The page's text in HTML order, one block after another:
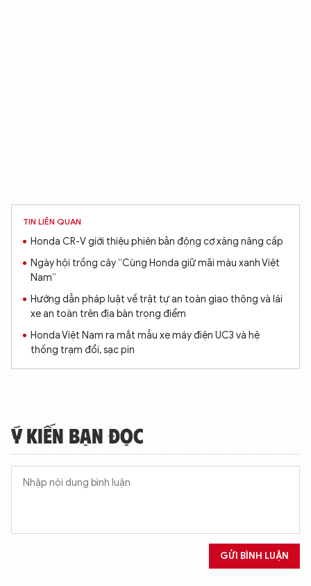
TIN LIÊN QUAN
Honda CR-V giới thiệu phiên bản động cơ xăng nâng cấp
Ngày hội trồng cây “Cùng Honda giữ mãi màu xanh Việt
Nam”
Hướng dẫn pháp luật về trật tự an toàn giao thông và lái
xe an toàn trên địa bàn trọng điểm
Honda Việt Nam ra mắt mẫu xe máy điện UC3 và hệ
thống trạm đổi, sạc pin
Ý KIẾN BẠN ĐỌC
GỬI BÌNH LUẬN